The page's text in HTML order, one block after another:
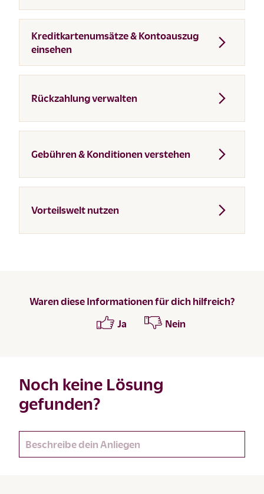
Kreditkartenumsätze & Kontoauszug
einsehen
Rückzahlung verwalten
Gebühren & Konditionen verstehen
Vorteilswelt nutzen
Waren diese Informationen für dich hilfreich?
Ja
Nein
Noch keine Lösung
gefunden?